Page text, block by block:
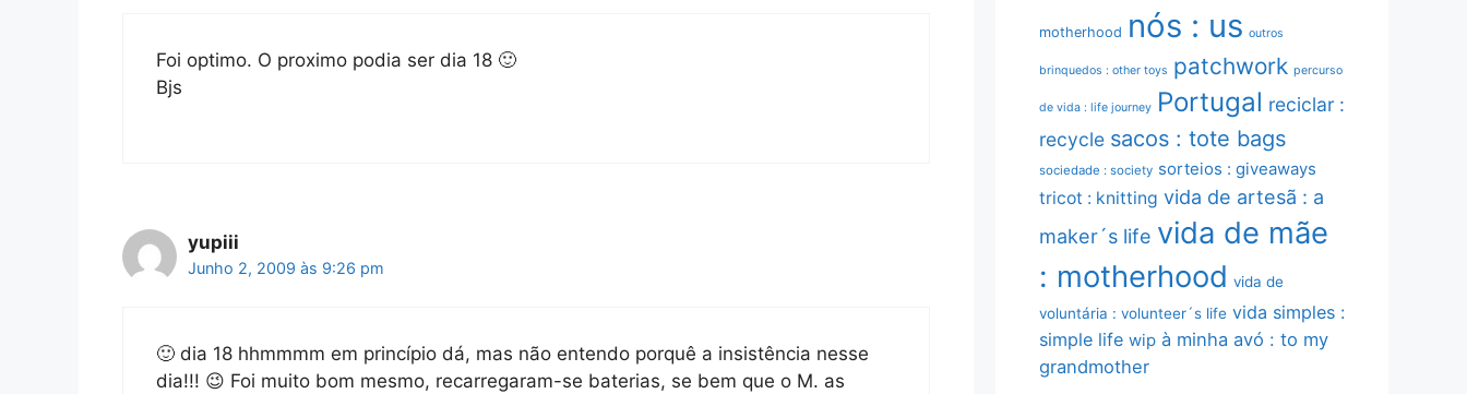
Foi optimo. O proximo podia ser dia 18 🙂
Bjs
yupiii
Junho 2, 2009 às 9:26 pm
🙂 dia 18 hhmmmm em princípio dá, mas não entendo porquê a insistência nesse
dia!!! 😉 Foi muito bom mesmo, recarregaram-se baterias, se bem que o M. as
motherhood nós : us outros
brinquedos : other toys patchwork percurso
de vida : life journey Portugal reciclar :
recycle sacos : tote bags
sociedade : society sorteios : giveaways
tricot : knitting vida de artesã : a
maker´s life vida de mãe
: motherhood vida de
voluntária : volunteer´s life vida simples :
simple life wip à minha avó : to my
grandmother